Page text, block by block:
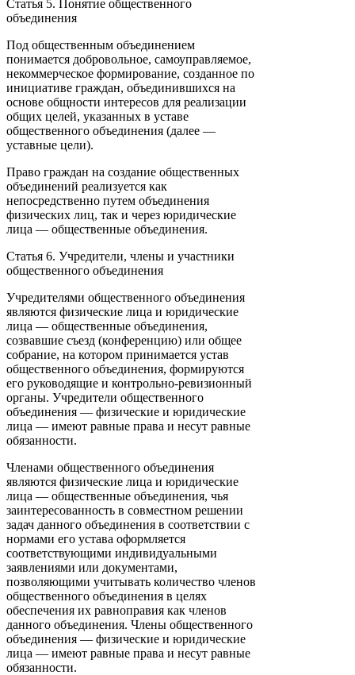
Статья 5. Понятие общественного
объединения
Под общественным объединением
понимается добровольное, самоуправляемое,
некоммерческое формирование, созданное по
инициативе граждан, объединившихся на
основе общности интересов для реализации
общих целей, указанных в уставе
общественного объединения (далее —
уставные цели).
Право граждан на создание общественных
объединений реализуется как
непосредственно путем объединения
физических лиц, так и через юридические
лица — общественные объединения.
Статья 6. Учредители, члены и участники
общественного объединения
Учредителями общественного объединения
являются физические лица и юридические
лица — общественные объединения,
созвавшие съезд (конференцию) или общее
собрание, на котором принимается устав
общественного объединения, формируются
его руководящие и контрольно-ревизионный
органы. Учредители общественного
объединения — физические и юридические
лица — имеют равные права и несут равные
обязанности.
Членами общественного объединения
являются физические лица и юридические
лица — общественные объединения, чья
заинтересованность в совместном решении
задач данного объединения в соответствии с
нормами его устава оформляется
соответствующими индивидуальными
заявлениями или документами,
позволяющими учитывать количество членов
общественного объединения в целях
обеспечения их равноправия как членов
данного объединения. Члены общественного
объединения — физические и юридические
лица — имеют равные права и несут равные
обязанности.